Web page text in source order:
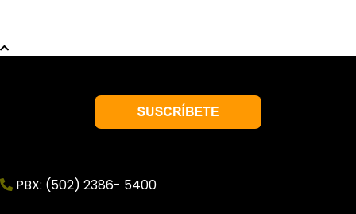
PBX: (502) 2386- 5400